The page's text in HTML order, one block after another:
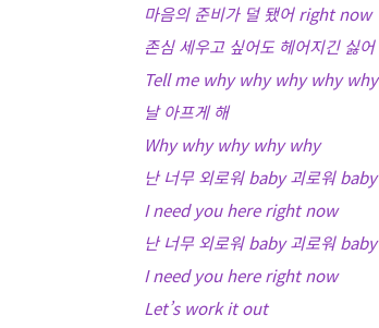
마음의 준비가 덜 됐어 right now
존심 세우고 싶어도 헤어지긴 싫어
Tell me why why why why why
날 아프게 해
Why why why why why
난 너무 외로워 baby 괴로워 baby
I need you here right now
난 너무 외로워 baby 괴로워 baby
I need you here right now
Let’s work it out